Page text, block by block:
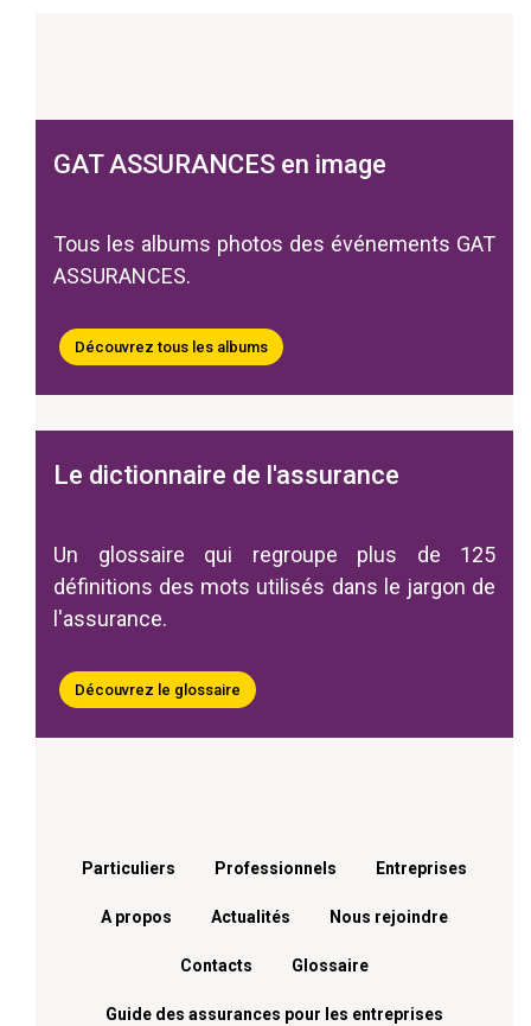
GAT ASSURANCES en image
Tous les albums photos des événements GAT
ASSURANCES.
Découvrez tous les albums
Le dictionnaire de l'assurance
Un glossaire qui regroupe plus de 125
définitions des mots utilisés dans le jargon de
l'assurance.
Découvrez le glossaire
Menu footer
Particuliers Professionnels Entreprises
A propos Actualités Nous rejoindre
Contacts Glossaire
Guide des assurances pour les entreprises